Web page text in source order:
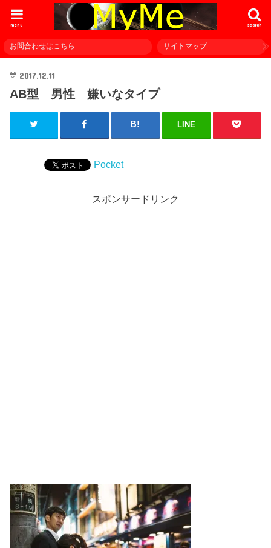
search
menu
お問合わせはこちら サイトマップ
2017.12.11
AB型 男性 嫌いなタイプ
LINE
Pocket
スポンサードリンク